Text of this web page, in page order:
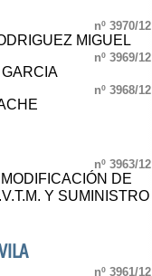
nº 3970/12
MIGUEL
nº 3969/12
nº 3968/12
nº 3963/12
DE
Y SUMINISTRO
nº 3961/12